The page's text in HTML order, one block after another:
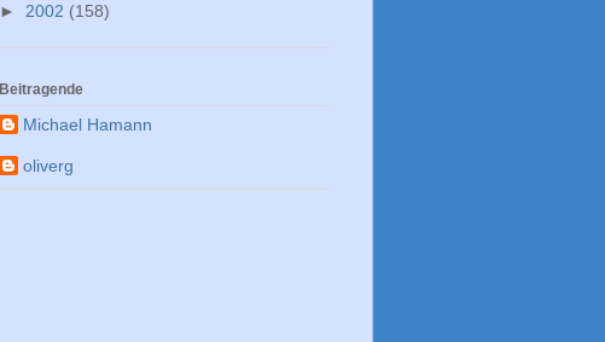
► 2002 (158)
Beitragende
Michael Hamann
oliverg